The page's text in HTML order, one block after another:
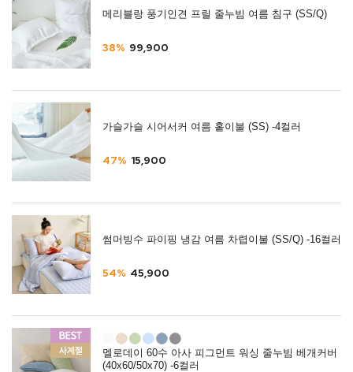
메리블랑 풍기인견 프릴 줄누빔 여름 침구 (SS/Q)
38% 99,900
가슬가슬 시어서커 여름 홑이불 (SS) -4컬러
47% 15,900
썸머빙수 파이핑 냉감 여름 차렵이불 (SS/Q) -16컬러
54% 45,900
멜로데이 60수 아사 피그먼트 워싱 줄누빔 베개커버
(40x60/50x70) -6컬러